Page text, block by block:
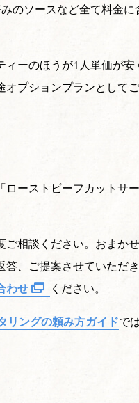
のソースなど全て料金に
ーのほうが1人単価が安
プションプランとして
ーストビーフカットサ
相談ください。おまか
、ご提案させていただ
わせ ください。
リングの頼み方ガイドで